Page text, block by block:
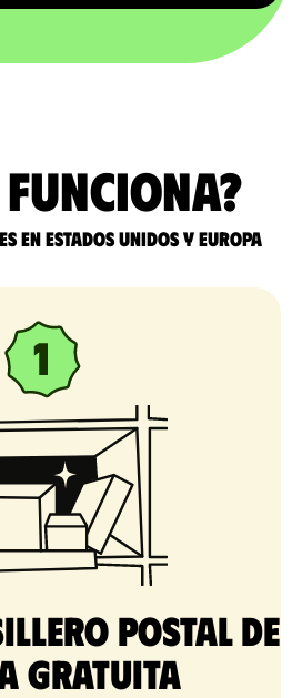
funciona?
en Estados Unidos y Europa
postal de
gratuita​